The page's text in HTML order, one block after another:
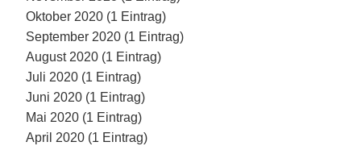
Oktober 2020 (1 Eintrag)
September 2020 (1 Eintrag)
August 2020 (1 Eintrag)
Juli 2020 (1 Eintrag)
Juni 2020 (1 Eintrag)
Mai 2020 (1 Eintrag)
April 2020 (1 Eintrag)